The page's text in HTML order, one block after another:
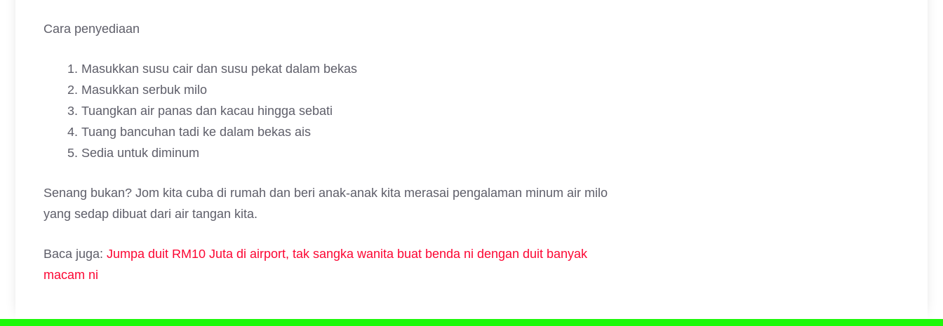
Cara penyediaan
Masukkan susu cair dan susu pekat dalam bekas
Masukkan serbuk milo
Tuangkan air panas dan kacau hingga sebati
Tuang bancuhan tadi ke dalam bekas ais
Sedia untuk diminum
Senang bukan? Jom kita cuba di rumah dan beri anak-anak kita merasai pengalaman minum air milo
yang sedap dibuat dari air tangan kita.
Baca juga: Jumpa duit RM10 Juta di airport, tak sangka wanita buat benda ni dengan duit banyak
macam ni